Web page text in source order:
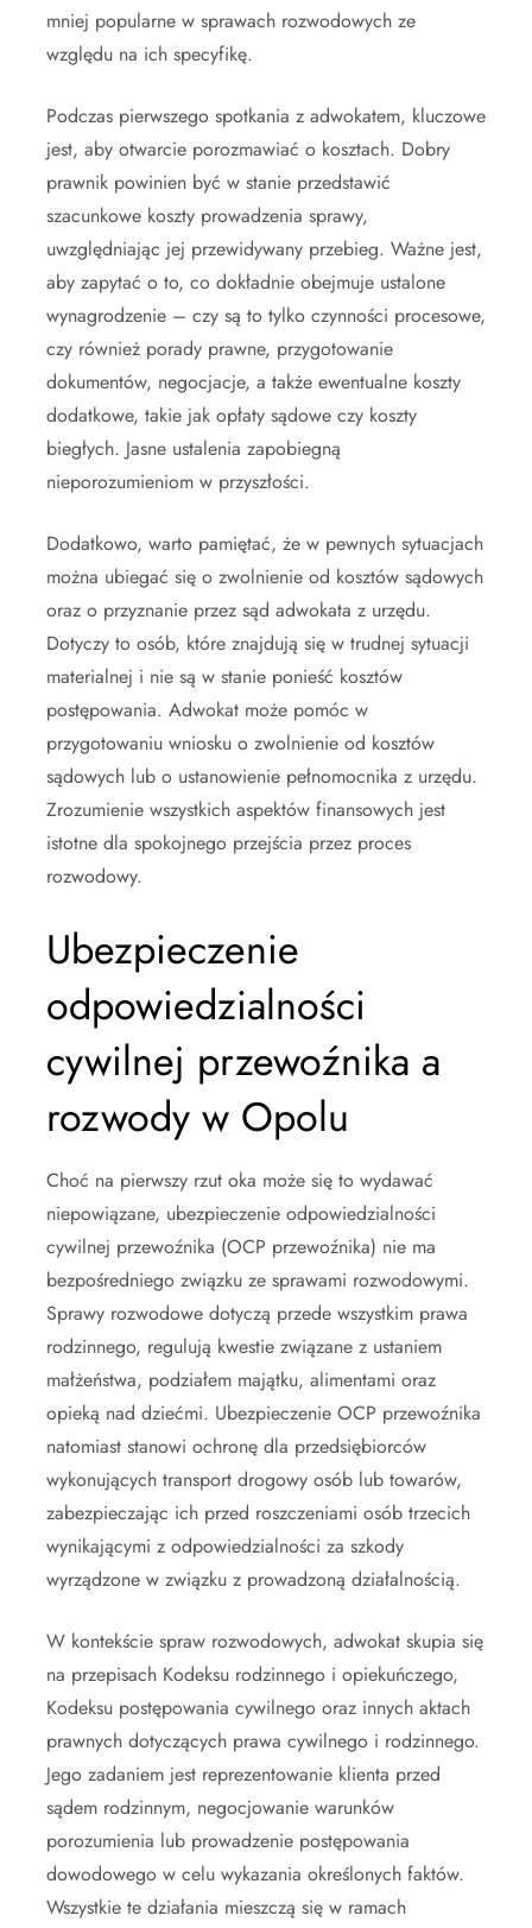
mniej popularne w sprawach rozwodowych ze
względu na ich specyfikę.
Podczas pierwszego spotkania z adwokatem, kluczowe
jest, aby otwarcie porozmawiać o kosztach. Dobry
prawnik powinien być w stanie przedstawić
szacunkowe koszty prowadzenia sprawy,
uwzględniając jej przewidywany przebieg. Ważne jest,
aby zapytać o to, co dokładnie obejmuje ustalone
wynagrodzenie – czy są to tylko czynności procesowe,
czy również porady prawne, przygotowanie
dokumentów, negocjacje, a także ewentualne koszty
dodatkowe, takie jak opłaty sądowe czy koszty
biegłych. Jasne ustalenia zapobiegną
nieporozumieniom w przyszłości.
Dodatkowo, warto pamiętać, że w pewnych sytuacjach
można ubiegać się o zwolnienie od kosztów sądowych
oraz o przyznanie przez sąd adwokata z urzędu.
Dotyczy to osób, które znajdują się w trudnej sytuacji
materialnej i nie są w stanie ponieść kosztów
postępowania. Adwokat może pomóc w
przygotowaniu wniosku o zwolnienie od kosztów
sądowych lub o ustanowienie pełnomocnika z urzędu.
Zrozumienie wszystkich aspektów finansowych jest
istotne dla spokojnego przejścia przez proces
rozwodowy.
Ubezpieczenie
odpowiedzialności
cywilnej przewoźnika a
rozwody w Opolu
Choć na pierwszy rzut oka może się to wydawać
niepowiązane, ubezpieczenie odpowiedzialności
cywilnej przewoźnika (OCP przewoźnika) nie ma
bezpośredniego związku ze sprawami rozwodowymi.
Sprawy rozwodowe dotyczą przede wszystkim prawa
rodzinnego, regulują kwestie związane z ustaniem
małżeństwa, podziałem majątku, alimentami oraz
opieką nad dziećmi. Ubezpieczenie OCP przewoźnika
natomiast stanowi ochronę dla przedsiębiorców
wykonujących transport drogowy osób lub towarów,
zabezpieczając ich przed roszczeniami osób trzecich
wynikającymi z odpowiedzialności za szkody
wyrządzone w związku z prowadzoną działalnością.
W kontekście spraw rozwodowych, adwokat skupia się
na przepisach Kodeksu rodzinnego i opiekuńczego,
Kodeksu postępowania cywilnego oraz innych aktach
prawnych dotyczących prawa cywilnego i rodzinnego.
Jego zadaniem jest reprezentowanie klienta przed
sądem rodzinnym, negocjowanie warunków
porozumienia lub prowadzenie postępowania
dowodowego w celu wykazania określonych faktów.
Wszystkie te działania mieszczą się w ramach